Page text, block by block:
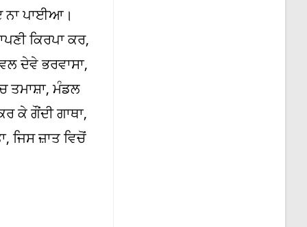
ਨਾ ਪਾਈਆ।
ਕਿਰਪਾ ਕਰ,
ਦੇਵੇ ਭਰਵਾਸਾ,
ਤਮਾਸ਼ਾ, ਮੰਡਲ
ਕੇ ਗੌਂਦੀ ਗਾਥਾ,
ਜਿਸ ਜ਼ਾਤ ਵਿਚੋਂ